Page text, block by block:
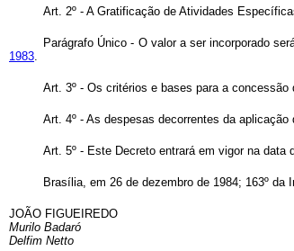
Art. 2º - A Gratificação de Atividades
Parágrafo Único - O valor a ser incorporado
1983.
Art. 3º - Os critérios e bases para a
Art. 4º - As despesas decorrentes da
Art. 5º - Este Decreto entrará em vigor na
Brasília, em 26 de dezembro de 1984; 163º da
JOÃO FIGUEIREDO
Murilo Badaró
Delfim Netto